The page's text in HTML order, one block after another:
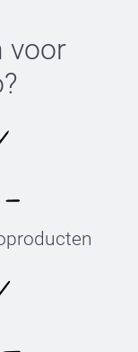
voor
?